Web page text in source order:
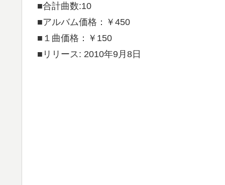
■合計曲数:10
■アルバム価格：￥450
■１曲価格：￥150
■リリース: 2010年9月8日